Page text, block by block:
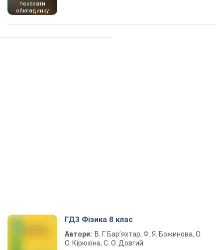
показати
обкладинку
ГДЗ Фізика 8 клас
Автори: В. Г. Бар’яхтар, Ф. Я. Божинова, О.
О. Кірюхіна, С. О. Довгий